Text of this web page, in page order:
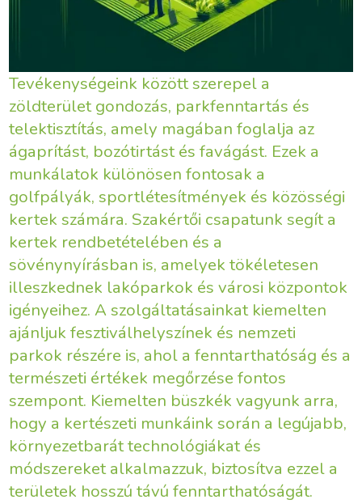
Tevékenységeink között szerepel a
zöldterület gondozás, parkfenntartás és
telektisztítás, amely magában foglalja az
ágaprítást, bozótirtást és favágást. Ezek a
munkálatok különösen fontosak a
golfpályák, sportlétesítmények és közösségi
kertek számára. Szakértői csapatunk segít a
kertek rendbetételében és a
sövénynyírásban is, amelyek tökéletesen
illeszkednek lakóparkok és városi központok
igényeihez. A szolgáltatásainkat kiemelten
ajánljuk fesztiválhelyszínek és nemzeti
parkok részére is, ahol a fenntarthatóság és a
természeti értékek megőrzése fontos
szempont. Kiemelten büszkék vagyunk arra,
hogy a kertészeti munkáink során a legújabb,
környezetbarát technológiákat és
módszereket alkalmazzuk, biztosítva ezzel a
területek hosszú távú fenntarthatóságát.